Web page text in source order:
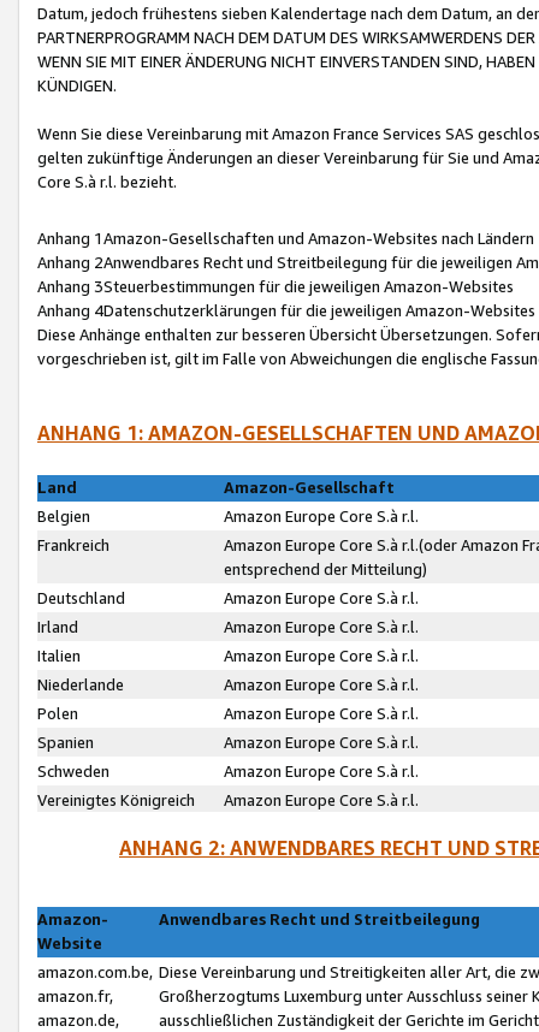
Datum, jedoch frühestens sieben Kalendertage nach dem Datum, an
PARTNERPROGRAMM NACH DEM DATUM DES WIRKSAMWERDENS
WENN SIE MIT EINER ÄNDERUNG NICHT EINVERSTANDEN SIND,
KÜNDIGEN.
Wenn Sie diese Vereinbarung mit Amazon France Services SAS
gelten zukünftige Änderungen an dieser Vereinbarung für Sie und
Core S.à r.l. bezieht.
Anhang 1Amazon-Gesellschaften und Amazon-Websites nach Ländern
Anhang 2Anwendbares Recht und Streitbeilegung für die jeweiligen
Anhang 3Steuerbestimmungen für die jeweiligen Amazon-Websites
Anhang 4Datenschutzerklärungen für die jeweiligen Amazon-Websites
Diese Anhänge enthalten zur besseren Übersicht Übersetzungen.
vorgeschrieben ist, gilt im Falle von Abweichungen die englische
ANHANG 1: AMAZON-GESELLSCHAFTEN UND
Land
Amazon-Gesellschaft
Belgien
Amazon Europe Core S.à r.l.
Frankreich
Amazon Europe Core S.à r.l.(oder Amazon
entsprechend der Mitteilung)
Deutschland
Amazon Europe Core S.à r.l.
Irland
Amazon Europe Core S.à r.l.
Italien
Amazon Europe Core S.à r.l.
Niederlande
Amazon Europe Core S.à r.l.
Polen
Amazon Europe Core S.à r.l.
Spanien
Amazon Europe Core S.à r.l.
Schweden
Amazon Europe Core S.à r.l.
Vereinigtes Königreich
Amazon Europe Core S.à r.l.
ANHANG 2: ANWENDBARES RECHT UND
Amazon-
Website
Anwendbares Recht und Streitbeilegung
amazon.com.be,
amazon.fr,
amazon.de,
Diese Vereinbarung und Streitigkeiten aller Art, die
Großherzogtums Luxemburg unter Ausschluss
ausschließlichen Zuständigkeit der Gerichte im